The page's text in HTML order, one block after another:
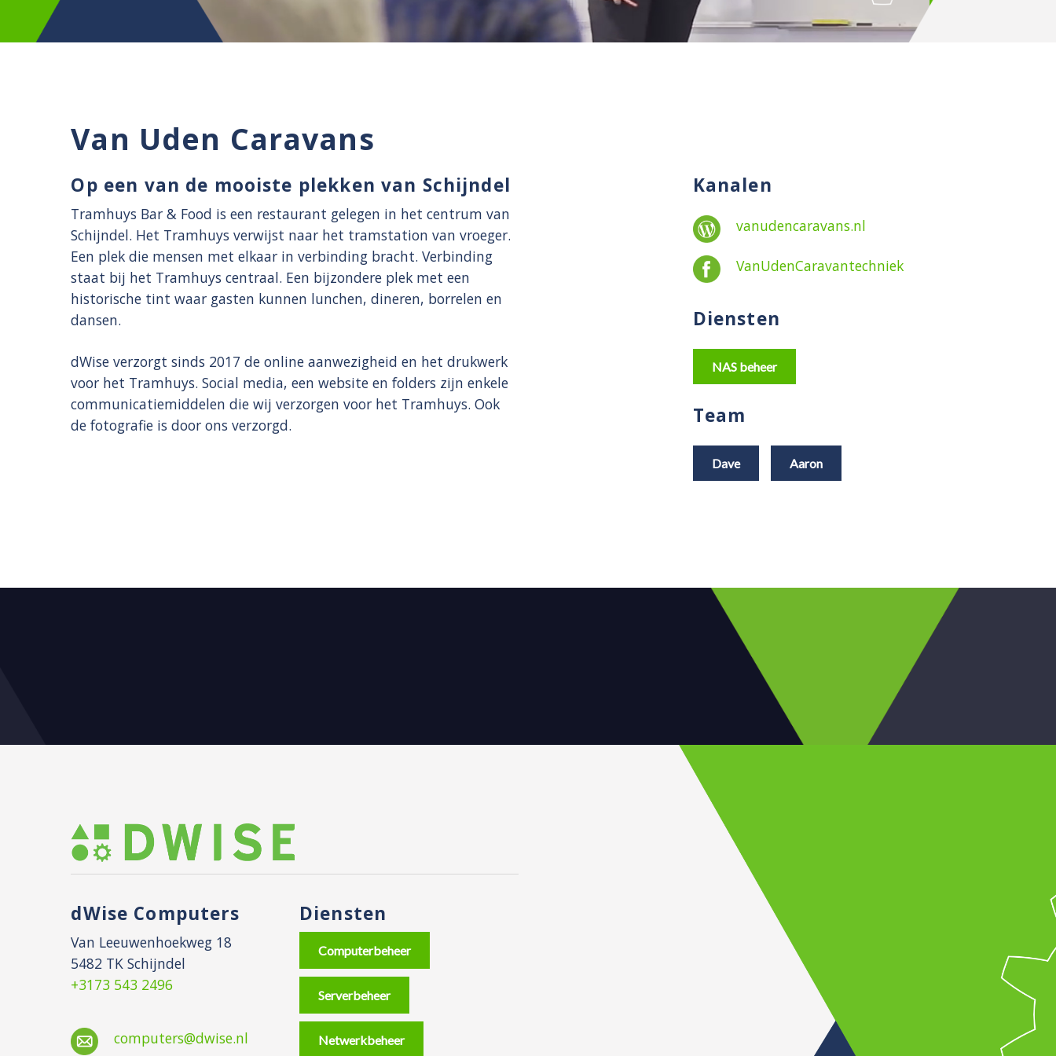
Van Uden Caravans
Op een van de mooiste plekken van Schijndel
Tramhuys Bar & Food is een restaurant gelegen in het centrum van
Schijndel. Het Tramhuys verwijst naar het tramstation van vroeger.
Een plek die mensen met elkaar in verbinding bracht. Verbinding
staat bij het Tramhuys centraal. Een bijzondere plek met een
historische tint waar gasten kunnen lunchen, dineren, borrelen en
dansen.
dWise verzorgt sinds 2017 de online aanwezigheid en het drukwerk
voor het Tramhuys. Social media, een website en folders zijn enkele
communicatiemiddelen die wij verzorgen voor het Tramhuys. Ook
de fotografie is door ons verzorgd.
Kanalen
vanudencaravans.nl
VanUdenCaravantechniek
Diensten
NAS beheer
Team
Dave Aaron
dWise Computers
Van Leeuwenhoekweg 18
5482 TK Schijndel
+3173 543 2496
computers@dwise.nl
Diensten
Computerbeheer
Serverbeheer
Netwerkbeheer